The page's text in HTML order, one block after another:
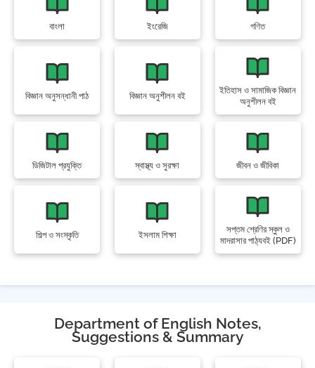
বাংলা ইংরেজি গণিত
বিজ্ঞান অনুসন্ধানী পাঠ বিজ্ঞান অনুশীলন বই
ইতিহাস ও সামাজিক বিজ্ঞান
অনুশীলন বই
ডিজিটাল প্রযুক্তি স্বাস্থ্য ও সুরক্ষা জীবন ও জীবিকা
শিল্প ও সংস্কৃতি ইসলাম শিক্ষা
সপ্তম শ্রেণির স্কুল ও
মাদরাসার পাঠ্যবই (PDF)
Department of English Notes,
Suggestions & Summary